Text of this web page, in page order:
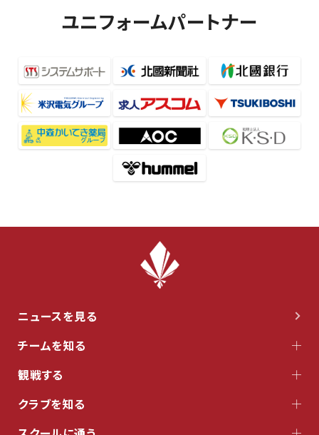
ユニフォームパートナー
ニュースを見る
チームを知る
観戦する
クラブを知る